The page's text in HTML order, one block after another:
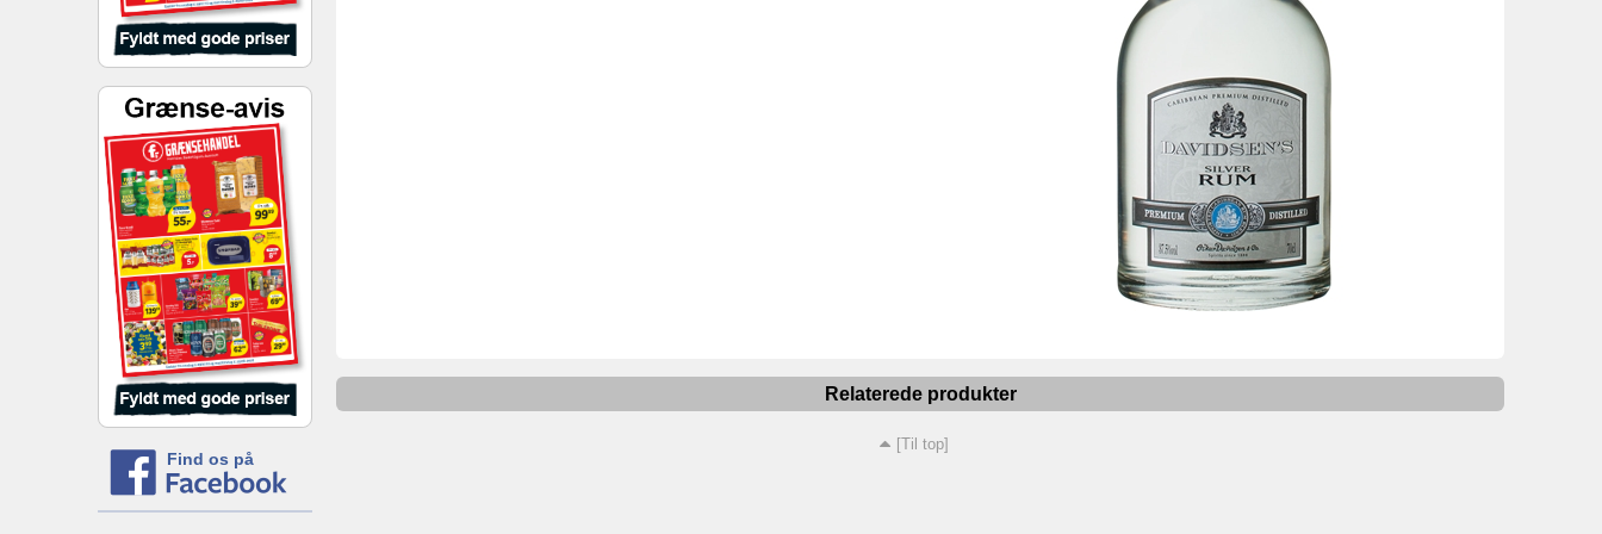
Relaterede produkter
[Til top]
Find os på